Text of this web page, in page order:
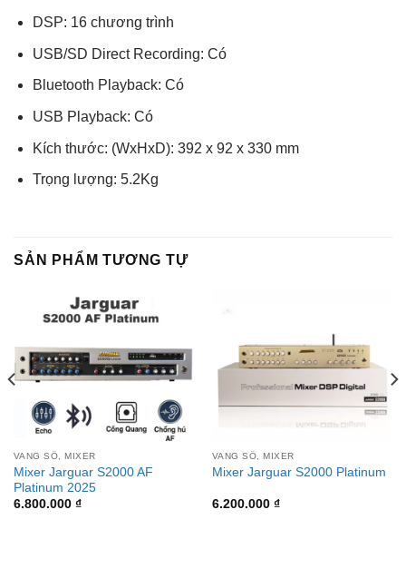
DSP: 16 chương trình
USB/SD Direct Recording: Có
Bluetooth Playback: Có
USB Playback: Có
Kích thước: (WxHxD): 392 x 92 x 330 mm
Trọng lượng: 5.2Kg
SẢN PHẨM TƯƠNG TỰ
VANG SỐ, MIXER
Mixer Jarguar S2000 AF
Platinum 2025
6.800.000 ₫
VANG SỐ, MIXER
Mixer Jarguar S2000 Platinum
6.200.000 ₫